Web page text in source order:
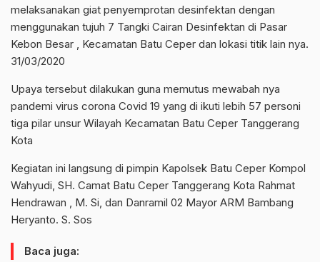
melaksanakan giat penyemprotan desinfektan dengan
menggunakan tujuh 7 Tangki Cairan Desinfektan di Pasar
Kebon Besar , Kecamatan Batu Ceper dan lokasi titik lain nya.
31/03/2020
Upaya tersebut dilakukan guna memutus mewabah nya
pandemi virus corona Covid 19 yang di ikuti lebih 57 personi
tiga pilar unsur Wilayah Kecamatan Batu Ceper Tanggerang
Kota
Kegiatan ini langsung di pimpin Kapolsek Batu Ceper Kompol
Wahyudi, SH. Camat Batu Ceper Tanggerang Kota Rahmat
Hendrawan , M. Si, dan Danramil 02 Mayor ARM Bambang
Heryanto. S. Sos
Baca juga: